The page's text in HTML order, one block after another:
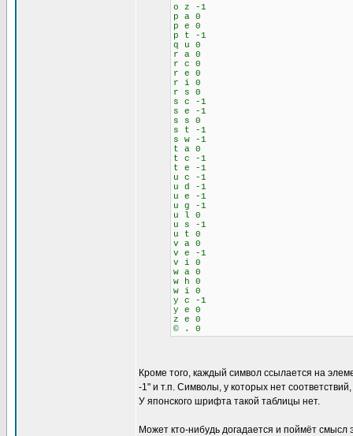
o z -1
p a 0
p e 0
p t -1
q u 0
r a 0
r c 0
r e 0
r i 0
r s 0
s c -1
s e -1
s s 0
s t -1
s w -1
t a 0
t c -1
t e -1
u c -1
u d -1
u e -1
u g -1
u l 0
u s -1
u t 0
v a 0
v e -1
v i 0
w a 0
w h 0
w i 0
y c -1
y e 0
z e 0
© . 0
Кроме того, каждый символ ссылается на
-1" и т.п. Символы, у которых нет
У японского шрифта такой таблицы нет.
Может кто-нибудь догадается и поймёт